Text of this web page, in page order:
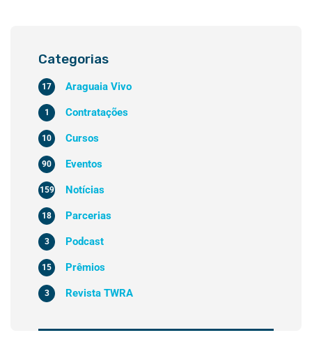
Categorias
Araguaia Vivo
17
Contratações
1
Cursos
10
Eventos
90
Notícias
159
Parcerias
18
Podcast
3
Prêmios
15
Revista TWRA
3